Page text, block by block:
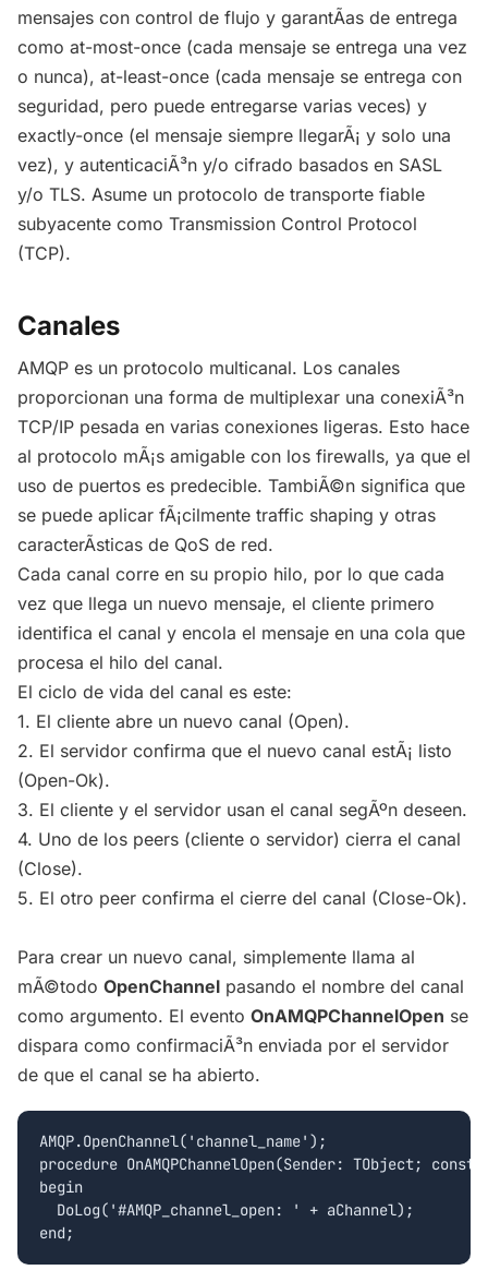
mensajes con control de flujo y garantÃ­as de entrega
como at-most-once (cada mensaje se entrega una vez
o nunca), at-least-once (cada mensaje se entrega con
seguridad, pero puede entregarse varias veces) y
exactly-once (el mensaje siempre llegarÃ¡ y solo una
vez), y autenticaciÃ³n y/o cifrado basados en SASL
y/o TLS. Asume un protocolo de transporte fiable
subyacente como Transmission Control Protocol
(TCP).
Canales
AMQP es un protocolo multicanal. Los canales
proporcionan una forma de multiplexar una conexiÃ³n
TCP/IP pesada en varias conexiones ligeras. Esto hace
al protocolo mÃ¡s amigable con los firewalls, ya que el
uso de puertos es predecible. TambiÃ©n significa que
se puede aplicar fÃ¡cilmente traffic shaping y otras
caracterÃ­sticas de QoS de red.
Cada canal corre en su propio hilo, por lo que cada
vez que llega un nuevo mensaje, el cliente primero
identifica el canal y encola el mensaje en una cola que
procesa el hilo del canal.
El ciclo de vida del canal es este:
1. El cliente abre un nuevo canal (Open).
2. El servidor confirma que el nuevo canal estÃ¡ listo
(Open-Ok).
3. El cliente y el servidor usan el canal segÃºn deseen.
4. Uno de los peers (cliente o servidor) cierra el canal
(Close).
5. El otro peer confirma el cierre del canal (Close-Ok).
Para crear un nuevo canal, simplemente llama al
mÃ©todo OpenChannel pasando el nombre del canal
como argumento. El evento OnAMQPChannelOpen se
dispara como confirmaciÃ³n enviada por el servidor
de que el canal se ha abierto.
AMQP.OpenChannel('channel_name');
procedure OnAMQPChannelOpen(Sender: TObject;
begin
  DoLog('#AMQP_channel_open: ' + aChannel);